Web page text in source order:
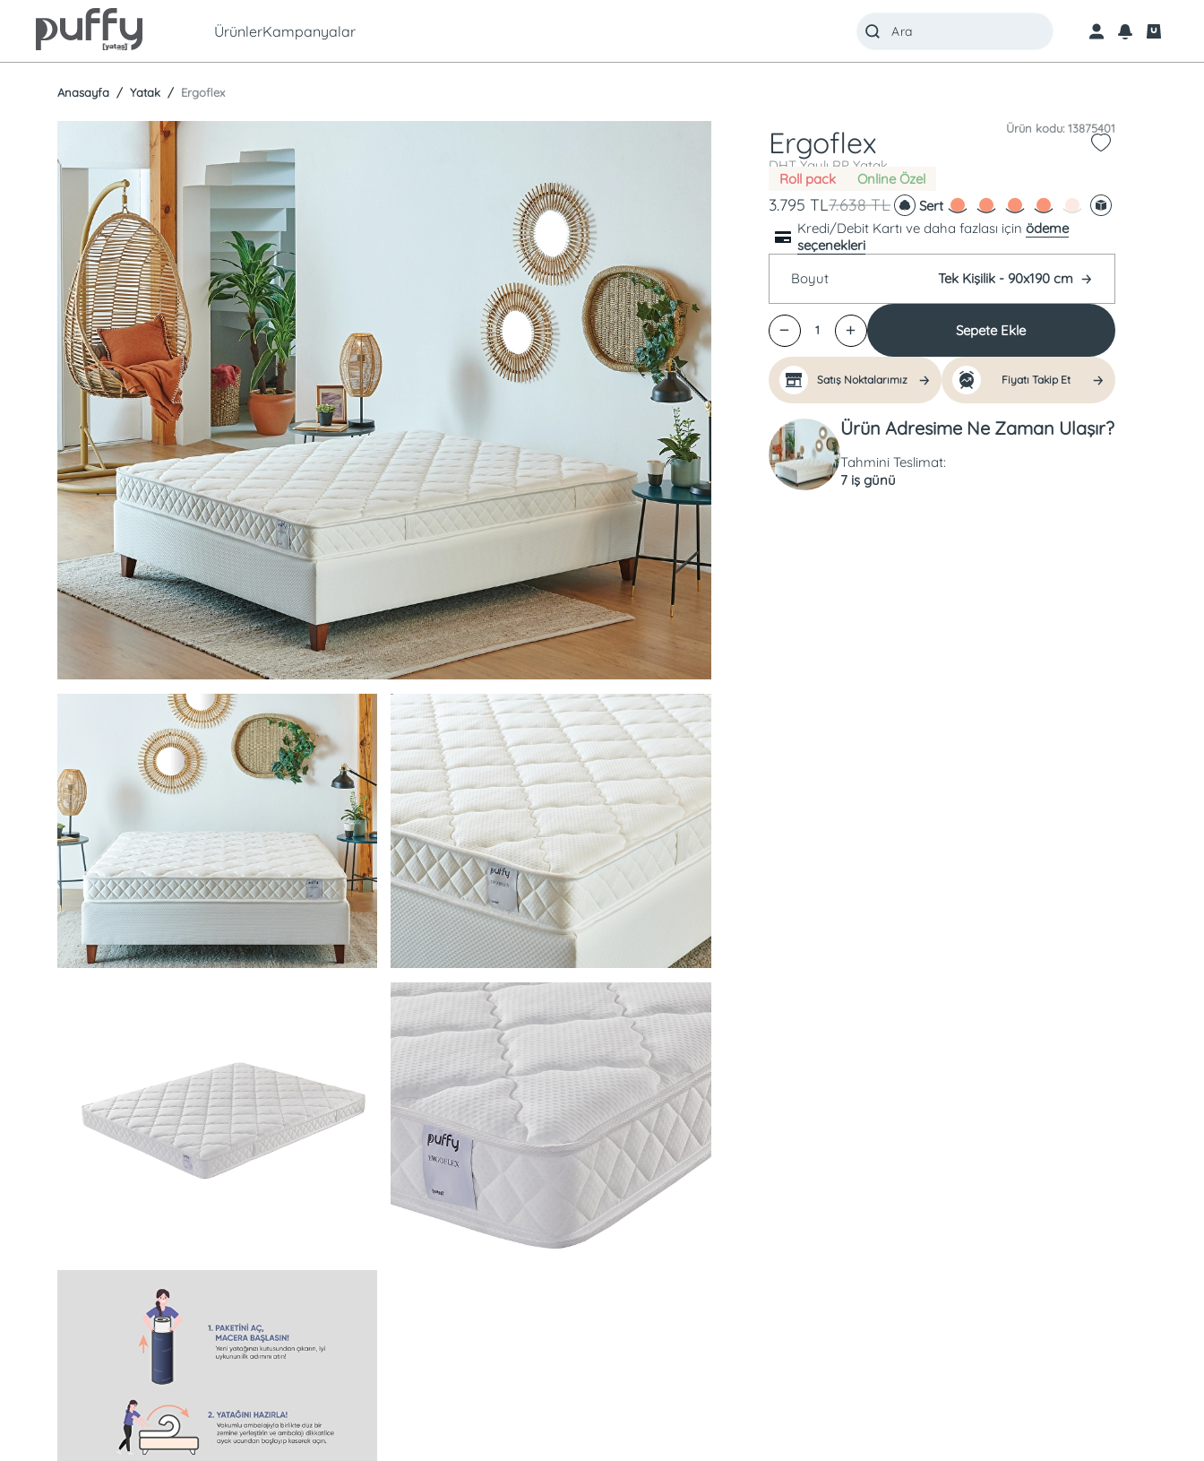
ÜrünlerKampanyalar
Anasayfa Yatak Ergoflex
Ürün kodu: 13875401
Ergoflex
DHT Yaylı RP Yatak
Roll pack Online Özel
7.638 TL
3.795 TL
Sert
Kredi/Debit Kartı ve daha fazlası için ödeme
seçenekleri
Boyut
Tek Kişilik - 90x190 cm
1 Sepete Ekle
Satış Noktalarımız Fiyatı Takip Et
Ürün Adresime Ne Zaman Ulaşır?
Tahmini Teslimat:
7 iş günü